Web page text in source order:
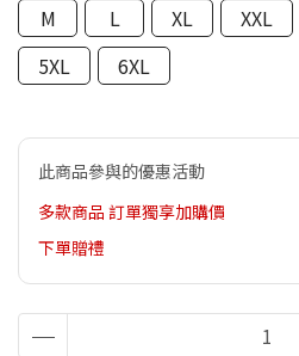
M
L XL XXL
5XL
6XL
此商品參與的優惠活動
多款商品 訂單獨享加購價
下單贈禮